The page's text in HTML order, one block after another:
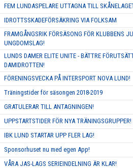
FEM LUNDASPELARE UTTAGNA TILL
IDROTTSSKADEFÖRSÄKRING VIA FOLKSAM
FRAMGÅNGSRIK FÖRSÄSONG FÖR KLUBBENS
UNGDOMSLAG!
LUNDS DAMER ELITE UNITE - BÄTTRE
DAMIDROTTEN!
FÖRENINGSVECKA PÅ INTERSPORT NOVA LUND!
Träningstider för säsongen 2018-2019
GRATULERAR TILL ANTAGNINGEN!
UPPSTARTSTIDER FÖR NYA TRÄNINGSGRUPPER!
IBK LUND STARTAR UPP FLER LAG!
Sponsorhuset nu med egen App!
VÅRA JAS-LAGS SERIEINDELNING ÄR KLAR!